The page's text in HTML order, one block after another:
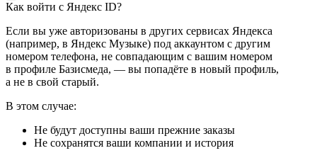
Как войти с Яндекс ID?
Если вы уже авторизованы в других сервисах Яндекса
(например, в Яндекс Музыке) под аккаунтом с другим
номером телефона, не совпадающим с вашим номером
в профиле Базисмеда, — вы попадёте в новый профиль,
а не в свой старый.
В этом случае:
Не будут доступны ваши прежние заказы
Не сохранятся ваши компании и история